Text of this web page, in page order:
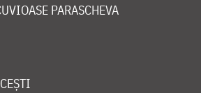
PARASCHEVA